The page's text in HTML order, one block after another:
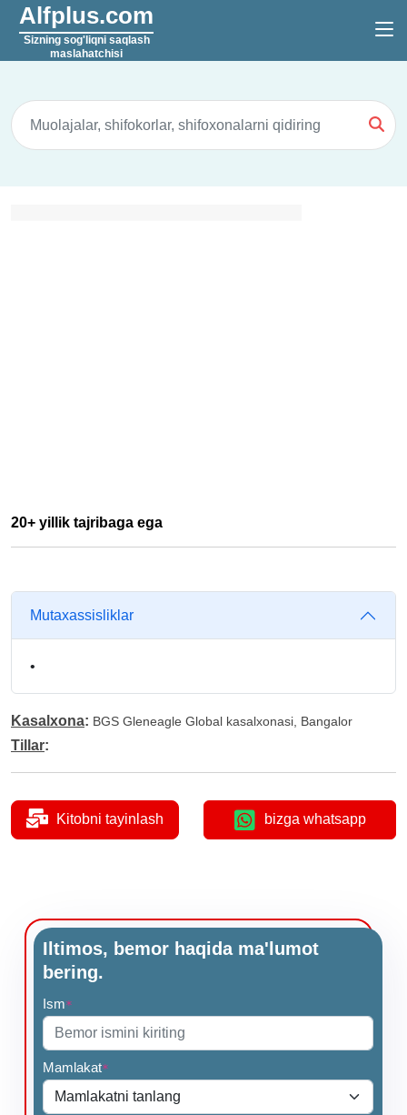
Alfplus.com
Sizning sog'liqni saqlash
maslahatchisi
20+ yillik tajribaga ega
Mutaxassisliklar
•
Kasalxona: BGS Gleneagle Global kasalxonasi, Bangalor
Tillar:
Kitobni tayinlash bizga whatsapp
Iltimos, bemor haqida ma'lumot
bering.
Ism*
Mamlakat*